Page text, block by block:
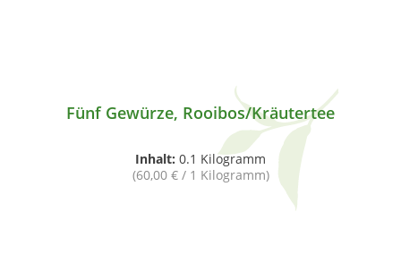
Fünf Gewürze, Rooibos/Kräutertee
Inhalt: 0.1 Kilogramm
(60,00 € / 1 Kilogramm)